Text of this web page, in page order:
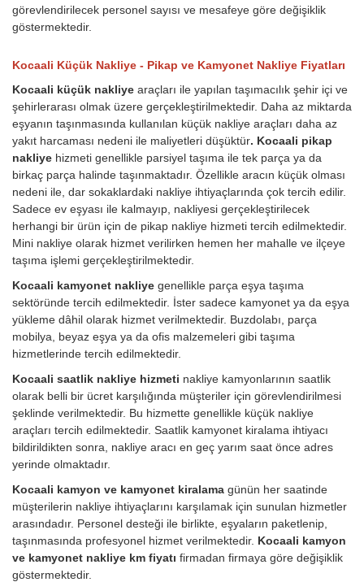
görevlendirilecek personel sayısı ve mesafeye göre değişiklik
göstermektedir.
Kocaali Küçük Nakliye - Pikap ve Kamyonet Nakliye Fiyatları
Kocaali küçük nakliye araçları ile yapılan taşımacılık şehir içi ve
şehirlerarası olmak üzere gerçekleştirilmektedir. Daha az miktarda
eşyanın taşınmasında kullanılan küçük nakliye araçları daha az
yakıt harcaması nedeni ile maliyetleri düşüktür. Kocaali pikap
nakliye hizmeti genellikle parsiyel taşıma ile tek parça ya da
birkaç parça halinde taşınmaktadır. Özellikle aracın küçük olması
nedeni ile, dar sokaklardaki nakliye ihtiyaçlarında çok tercih edilir.
Sadece ev eşyası ile kalmayıp, nakliyesi gerçekleştirilecek
herhangi bir ürün için de pikap nakliye hizmeti tercih edilmektedir.
Mini nakliye olarak hizmet verilirken hemen her mahalle ve ilçeye
taşıma işlemi gerçekleştirilmektedir.
Kocaali kamyonet nakliye genellikle parça eşya taşıma
sektöründe tercih edilmektedir. İster sadece kamyonet ya da eşya
yükleme dâhil olarak hizmet verilmektedir. Buzdolabı, parça
mobilya, beyaz eşya ya da ofis malzemeleri gibi taşıma
hizmetlerinde tercih edilmektedir.
Kocaali saatlik nakliye hizmeti nakliye kamyonlarının saatlik
olarak belli bir ücret karşılığında müşteriler için görevlendirilmesi
şeklinde verilmektedir. Bu hizmette genellikle küçük nakliye
araçları tercih edilmektedir. Saatlik kamyonet kiralama ihtiyacı
bildirildikten sonra, nakliye aracı en geç yarım saat önce adres
yerinde olmaktadır.
Kocaali kamyon ve kamyonet kiralama günün her saatinde
müşterilerin nakliye ihtiyaçlarını karşılamak için sunulan hizmetler
arasındadır. Personel desteği ile birlikte, eşyaların paketlenip,
taşınmasında profesyonel hizmet verilmektedir. Kocaali kamyon
ve kamyonet nakliye km fiyatı firmadan firmaya göre değişiklik
göstermektedir.